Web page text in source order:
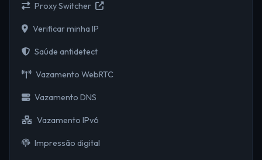
Proxy Switcher
Verificar minha IP
Saúde antidetect
Vazamento WebRTC
Vazamento DNS
Vazamento IPv6
Impressão digital